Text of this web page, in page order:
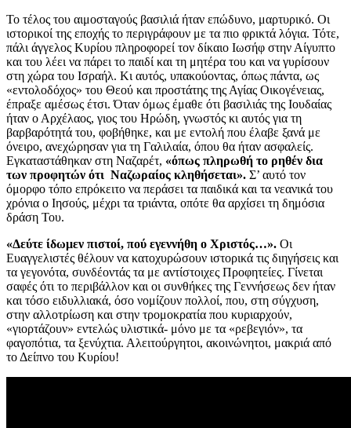
Το τέλος του αιμοσταγούς βασιλιά ήταν επώδυνο, μαρτυρικό. Οι
ιστορικοί της εποχής το περιγράφουν με τα πιο φρικτά λόγια. Τότε,
πάλι άγγελος Κυρίου πληροφορεί τον δίκαιο Ιωσήφ στην Αίγυπτο
και του λέει να πάρει το παιδί και τη μητέρα του και να γυρίσουν
στη χώρα του Ισραήλ. Κι αυτός, υπακούοντας, όπως πάντα, ως
«εντολοδόχος» του Θεού και προστάτης της Αγίας Οικογένειας,
έπραξε αμέσως έτσι. Όταν όμως έμαθε ότι βασιλιάς της Ιουδαίας
ήταν ο Αρχέλαος, γιος του Ηρώδη, γνωστός κι αυτός για τη
βαρβαρότητά του, φοβήθηκε, και με εντολή που έλαβε ξανά με
όνειρο, ανεχώρησαν για τη Γαλιλαία, όπου θα ήταν ασφαλείς.
Εγκαταστάθηκαν στη Ναζαρέτ, «όπως πληρωθή το ρηθέν δια
των προφητών ότι Ναζωραίος κληθήσεται». Σ’ αυτό τον
όμορφο τόπο επρόκειτο να περάσει τα παιδικά και τα νεανικά του
χρόνια ο Ιησούς, μέχρι τα τριάντα, οπότε θα αρχίσει τη δημόσια
δράση Του.
«Δεύτε ίδωμεν πιστοί, πού εγεννήθη ο Χριστός…». Οι
Ευαγγελιστές θέλουν να κατοχυρώσουν ιστορικά τις διηγήσεις και
τα γεγονότα, συνδέοντάς τα με αντίστοιχες Προφητείες. Γίνεται
σαφές ότι το περιβάλλον και οι συνθήκες της Γεννήσεως δεν ήταν
και τόσο ειδυλλιακά, όσο νομίζουν πολλοί, που, στη σύγχυση,
στην αλλοτρίωση και στην τρομοκρατία που κυριαρχούν,
«γιορτάζουν» εντελώς υλιστικά- μόνο με τα «ρεβεγιόν», τα
φαγοπότια, τα ξενύχτια. Αλειτούργητοι, ακοινώνητοι, μακριά από
το Δείπνο του Κυρίου!